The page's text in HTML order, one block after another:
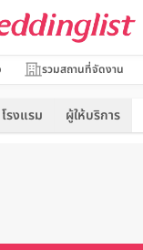
รวมสถานที่จัดงาน
รงแรม ผู้ให้บริการ